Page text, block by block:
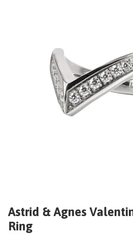
Astrid & Agnes
Ring